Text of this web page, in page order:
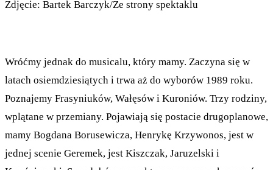
Zdjęcie: Bartek Barczyk/Ze strony spektaklu
Wróćmy jednak do musicalu, który mamy. Zaczyna się w
latach osiemdziesiątych i trwa aż do wyborów 1989 roku.
Poznajemy Frasyniuków, Wałęsów i Kuroniów. Trzy rodziny,
wplątane w przemiany. Pojawiają się postacie drugoplanowe,
mamy Bogdana Borusewicza, Henrykę Krzywonos, jest w
jednej scenie Geremek, jest Kiszczak, Jaruzelski i